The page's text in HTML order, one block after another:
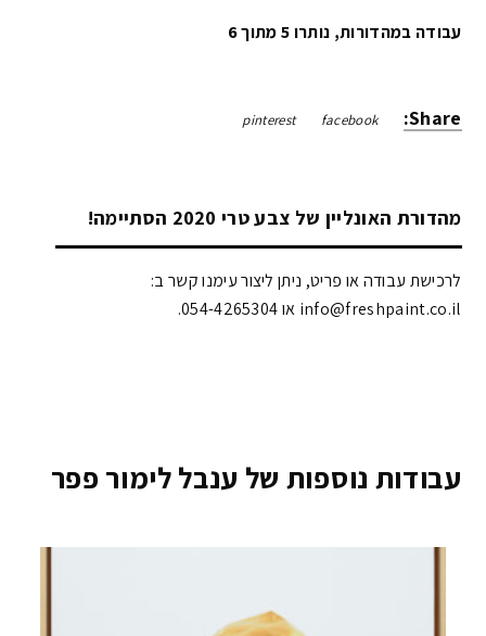
עבודה במהדורות, נותרו 5 מתוך 6
Share:
facebook
pinterest
מהדורת האונליין של צבע טרי 2020 הסתיימה!
לרכישת עבודה או פריט, ניתן ליצור עימנו קשר ב:
info@freshpaint.co.il‏ או 054-4265304.
עבודות נוספות של ענבל לימור פפר